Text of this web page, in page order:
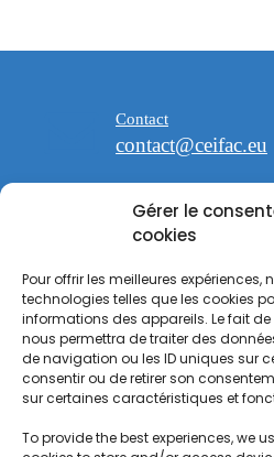
Gérer le
cookies
Pour offrir les meilleures expériences,
technologies telles que les cookies
informations des appareils. Le fait
nous permettra de traiter des
de navigation ou les ID uniques sur
consentir ou de retirer son
sur certaines caractéristiques et
To provide the best experiences, we
Contact
contact@ceifac.eu
espace Saint Georges
47 avenue de la
Strasbourg